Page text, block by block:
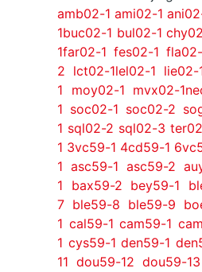
amb02-1 ami02-1
1buc02-1 bul02-1
1far02-1 fes02-1
2 lct02-1lel02-1 lie02-
1
moy02-1 mvx02-1
1 soc02-1 soc02-2
1 sql02-2 sql02-3
1 3vc59-1 4cd59-1
1 asc59-1 asc59-2
1
bax59-2 bey59-1
7 ble59-8 ble59-9
1 cal59-1 cam59-1
1 cys59-1 den59-1
11 dou59-12 dou59-13